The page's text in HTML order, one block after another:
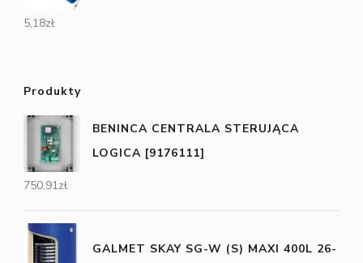
5,18zł
Produkty
BENINCA CENTRALA STERUJĄCA
LOGICA [9176111]
750,91zł
GALMET SKAY SG-W (S) MAXI 400L 26-